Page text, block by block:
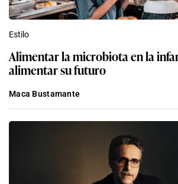
Estilo
Alimentar la microbiota en la
alimentar su futuro
Maca Bustamante